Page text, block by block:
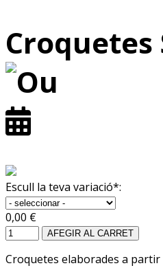
Croquetes
Escull la teva variació*:
0,00 €
AFEGIR AL CARRET
Croquetes elaborades a